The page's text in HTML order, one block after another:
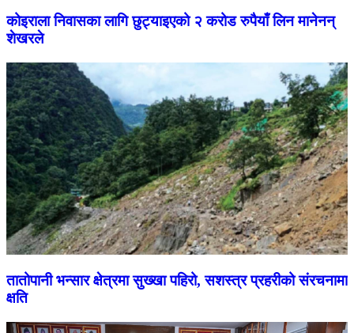
कोइराला निवासका लागि छुट्याइएको २ करोड रुपैयाँ लिन मानेनन्
शेखरले
तातोपानी भन्सार क्षेत्रमा सुख्खा पहिरो, सशस्त्र प्रहरीको संरचनामा
क्षति